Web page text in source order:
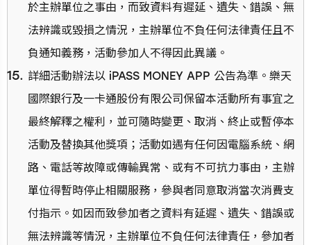
於主辦單位之事由，而致資料有遲延、遺失、錯誤、無
法辨識或毀損之情況，主辦單位不負任何法律責任且不
負通知義務，活動參加人不得因此異議。
詳細活動辦法以 iPASS MONEY APP 公告為準。樂天
國際銀行及一卡通股份有限公司保留本活動所有事宜之
最終解釋之權利，並可隨時變更、取消、終止或暫停本
活動及替換其他獎項；活動如遇有任何因電腦系統、網
路、電話等故障或傳輸異常、或有不可抗力事由，主辦
單位得暫時停止相關服務，參與者同意取消當次消費支
付指示。如因而致參加者之資料有延遲、遺失、錯誤或
無法辨識等情況，主辦單位不負任何法律責任，參加者